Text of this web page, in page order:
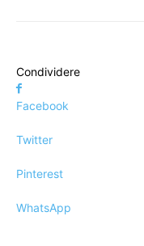
Condividere
Facebook
Twitter
Pinterest
WhatsApp